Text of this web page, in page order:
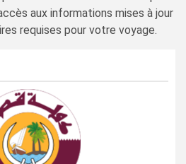
aux informations mises à jour
requises pour votre voyage.